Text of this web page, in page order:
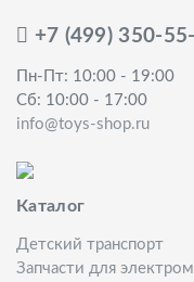
+7 (499) 350-
Пн-Пт: 10:00 - 19:00
Сб: 10:00 - 17:00
info@toys-shop.ru
Каталог
Детский транспорт
Запчасти для